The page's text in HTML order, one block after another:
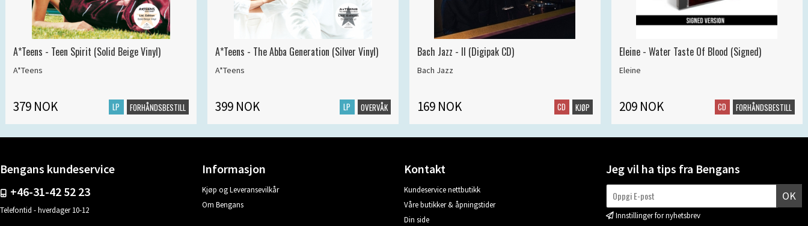
A*Teens - Teen Spirit (Solid Beige Vinyl)
A*Teens
379 NOK LP FORHÅNDSBESTILL
A*Teens - The Abba Generation (Silver Vinyl)
A*Teens
399 NOK LP OVERVÅK
Bach Jazz - II (Digipak CD)
Bach Jazz
169 NOK CD KJØP
Eleine - Water Taste Of Blood (Signed)
Eleine
209 NOK CD FORHÅNDSBESTILL
Bengans kundeservice
+46-31-42 52 23
Telefontid - hverdager 10-12
Informasjon
Kjøp og Leveransevilkår
Om Bengans
Kontakt
Kundeservice nettbutikk
Våre butikker & åpningstider
Din side
Jeg vil ha tips fra Bengans
OK
Innstillinger for nyhetsbrev